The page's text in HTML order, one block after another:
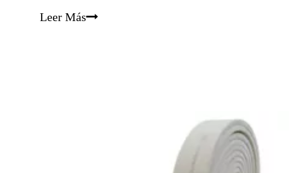
rayones, deformaciones o desgaste excesivo en la superficie. mea
Leer Más